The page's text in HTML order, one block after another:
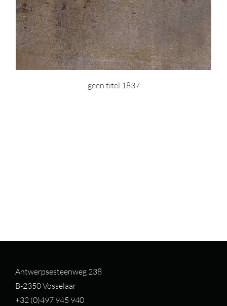
geen titel 1837
Antwerpsesteenweg 238
B-2350 Vosselaar
+32 (0)497 945 940